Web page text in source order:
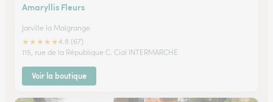
Amaryllis Fleurs
Jarville la Malgrange
★★★★★4.8 (67)
115, rue de la République C. Cial INTERMARCHE
Voir la boutique